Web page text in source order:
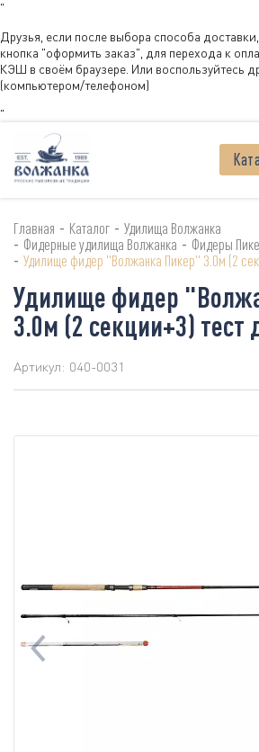
"
Друзья, если после выбора способа
кнопка "оформить заказ", для перехода к
КЭШ в своём браузере. Или воспользуйтесь
(компьютером/телефоном)
"
Главная - Каталог - Удилища Волжанка
- Фидерные удилища Волжанка - Фидеры
- Удилище фидер "Волжанка Пикер" 3.0м (2
Удилище фидер
3.0м (2 секции+3) тест
Артикул: 040-0031